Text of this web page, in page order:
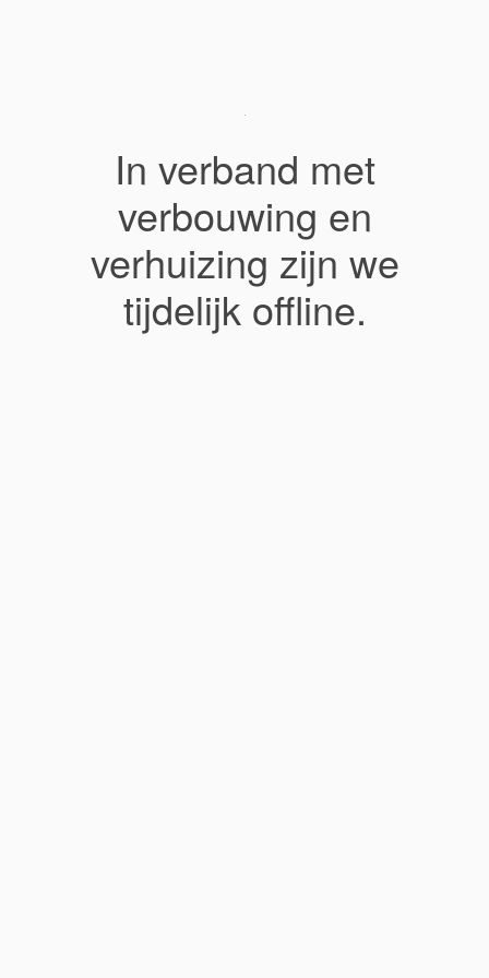
In verband met
verbouwing en
verhuizing zijn we
tijdelijk offline.